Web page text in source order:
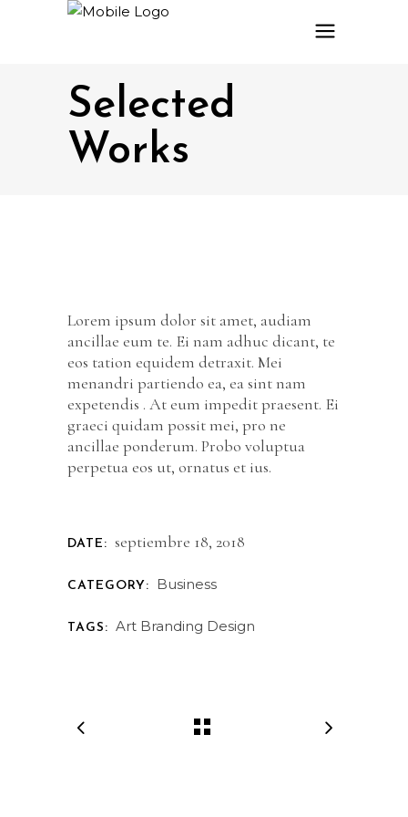
Selected
Works
Lorem ipsum dolor sit amet, audiam
ancillae eum te. Ei nam adhuc dicant, te
eos tation equidem detraxit. Mei
menandri partiendo ea, ea sint nam
expetendis . At eum impedit praesent. Ei
graeci quidam possit mei, pro ne
ancillae ponderum. Probo voluptua
perpetua eos ut, ornatus et ius.
DATE: septiembre 18, 2018
CATEGORY: Business
TAGS: Art Branding Design